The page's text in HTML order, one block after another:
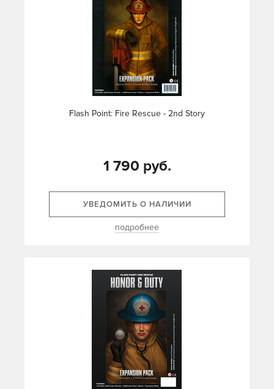
Flash Point: Fire Rescue - 2nd Story
1 790 руб.
УВЕДОМИТЬ О НАЛИЧИИ
подробнее